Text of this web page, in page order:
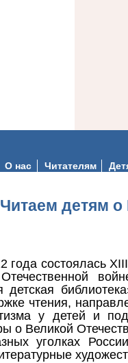
О нас Читателям
детям
года состоялась
детская
чтения,
у детей и
о Великой
уголках